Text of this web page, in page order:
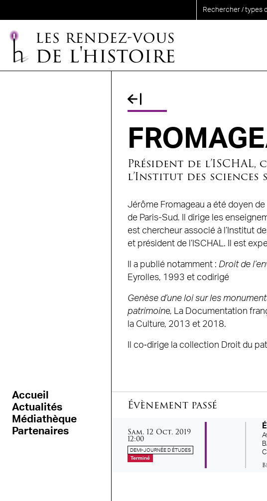
Accueil
Actualités
Médiathèque
Partenaires
Fil d'Ariane
Président de
l’Institut des sciences
Jérôme Fromageau a été doyen
de Paris-Sud. Il dirige les
est chercheur associé à l’Institut
et président de l’ISCHAL. Il est
Il a publié notamment : Droit de
Eyrolles, 1993 et codirigé
Genèse d’une loi sur les
patrimoine, La Documentation
la Culture, 2013 et 2018.
Il co‐dirige la collection Droit du
Évènement passé
samedi
Sam. 12 octobre
Oct. 2019
12:00
DEMI-JOURNÉE D ÉTUDES
Terminé